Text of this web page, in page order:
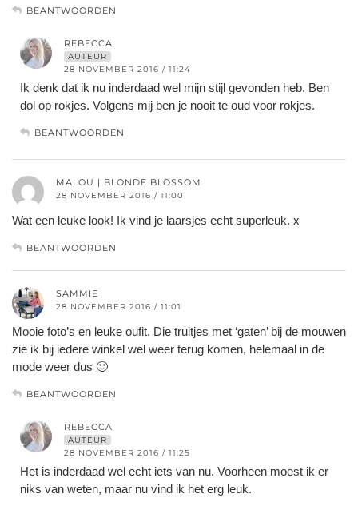
BEANTWOORDEN
REBECCA
AUTEUR
28 NOVEMBER 2016 / 11:24
Ik denk dat ik nu inderdaad wel mijn stijl gevonden heb. Ben
dol op rokjes. Volgens mij ben je nooit te oud voor rokjes.
BEANTWOORDEN
MALOU | BLONDE BLOSSOM
28 NOVEMBER 2016 / 11:00
Wat een leuke look! Ik vind je laarsjes echt superleuk. x
BEANTWOORDEN
SAMMIE
28 NOVEMBER 2016 / 11:01
Mooie foto’s en leuke oufit. Die truitjes met ‘gaten’ bij de mouwen
zie ik bij iedere winkel wel weer terug komen, helemaal in de
mode weer dus 🙂
BEANTWOORDEN
REBECCA
AUTEUR
28 NOVEMBER 2016 / 11:25
Het is inderdaad wel echt iets van nu. Voorheen moest ik er
niks van weten, maar nu vind ik het erg leuk.